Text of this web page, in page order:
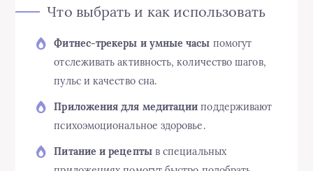
Что выбрать и как использовать
Фитнес-трекеры и умные часы помогут
отслеживать активность, количество шагов,
пульс и качество сна.
Приложения для медитации поддерживают
психоэмоциональное здоровье.
Питание и рецептыв специальных